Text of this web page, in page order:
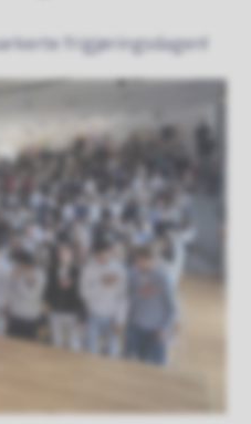
frigjøringsdagen!